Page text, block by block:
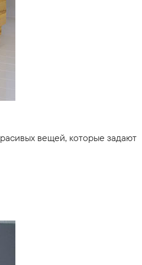
вещей, которые задают